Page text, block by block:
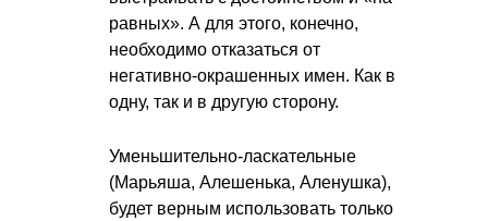
равных». А для этого, конечно,
необходимо отказаться от
негативно-окрашенных имен. Как в
одну, так и в другую сторону.
Уменьшительно-ласкательные
(Марьяша, Алешенька, Аленушка),
будет верным использовать только